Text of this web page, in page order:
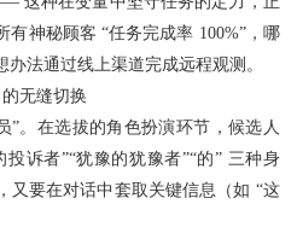
神秘顾客 “任务完成率 100%”，哪
法通过线上渠道完成远程观测。
无缝切换
”。在选拔的角色扮演环节，候选人
诉者”“犹豫的犹豫者”“的” 三种身
又要在对话中套取关键信息（如 “这